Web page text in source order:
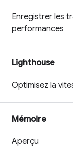
Enregistrer les
performances
Lighthouse
Optimisez la
Mémoire
Aperçu